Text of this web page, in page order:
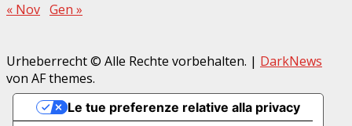
« Nov Gen »
Urheberrecht © Alle Rechte vorbehalten. | DarkNews
von AF themes.
Le tue preferenze relative alla privacy